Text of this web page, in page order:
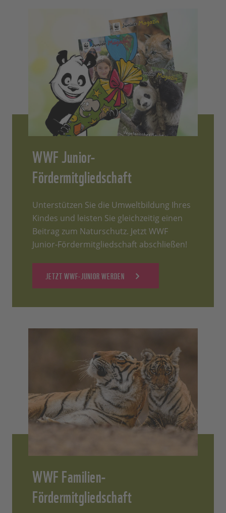
WWF Junior-
Fördermitgliedschaft
Unterstützen Sie die Umweltbildung Ihres
Kindes und leisten Sie gleichzeitig einen
Beitrag zum Naturschutz. Jetzt WWF
Junior-Fördermitgliedschaft abschließen!
JETZT WWF-JUNIOR WERDEN
WWF Familien-
Fördermitgliedschaft